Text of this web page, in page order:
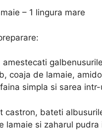
– 1 lingura mare
amestecati
coaja de lamaie,
simpla si sarea
castron, bateti
lamaie si zaharul pudra